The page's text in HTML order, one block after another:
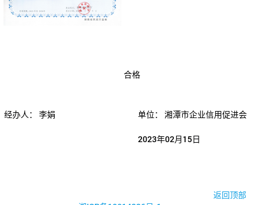
合格
经办人： 李娟 单位： 湘潭市企业信用促进会
2023年02月15日
返回顶部